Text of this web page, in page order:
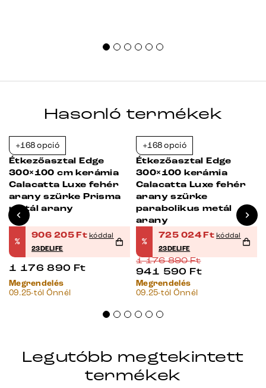
Hasonló termékek
+168 opció
Étkezőasztal Edge
300×100 cm kerámia
Calacatta Luxe fehér
arany szürke Prisma
metál arany
%
906 205Ft kóddal
23DELIFE
1 176 890 Ft
Megrendelés
09.25-tól Önnél
+168 opció
Étkezőasztal Edge
300×100 kerámia
Calacatta Luxe fehér
arany szürke
parabolikus metál
arany
%
725 024Ft kóddal
23DELIFE
1 176 890Ft
941 590 Ft
Megrendelés
09.25-tól Önnél
Legutóbb megtekintett
termékek